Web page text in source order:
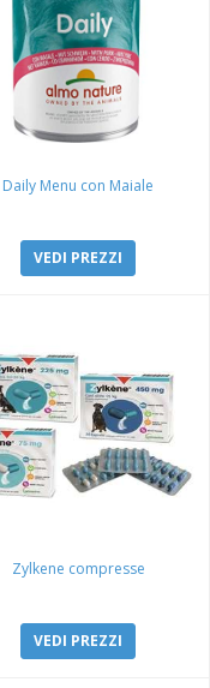
Daily Menu con Maiale
VEDI PREZZI
Zylkene compresse
VEDI PREZZI